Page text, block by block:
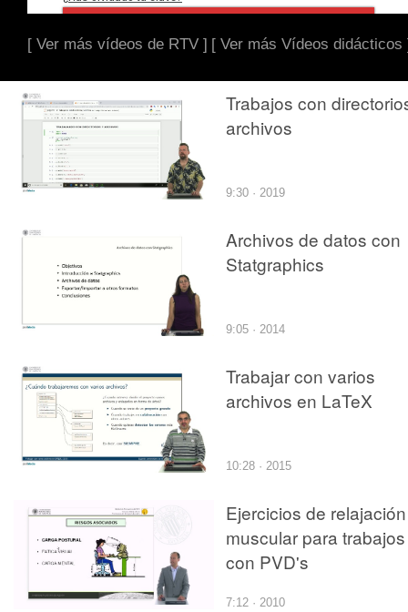
[ Ver más vídeos de RTV ] [ Ver más Vídeos didácticos
Trabajos con
archivos
9:30 · 2019
Archivos de datos con
Statgraphics
9:05 · 2014
Trabajar con varios
archivos en LaTeX
10:28 · 2015
Ejercicios de relajación
muscular para trabajos
con PVD's
7:12 · 2010